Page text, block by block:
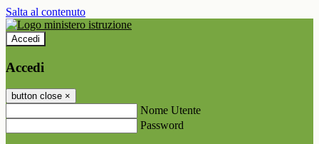
Salta al contenuto
Accedi
Accedi
button close ×
Nome Utente
Password